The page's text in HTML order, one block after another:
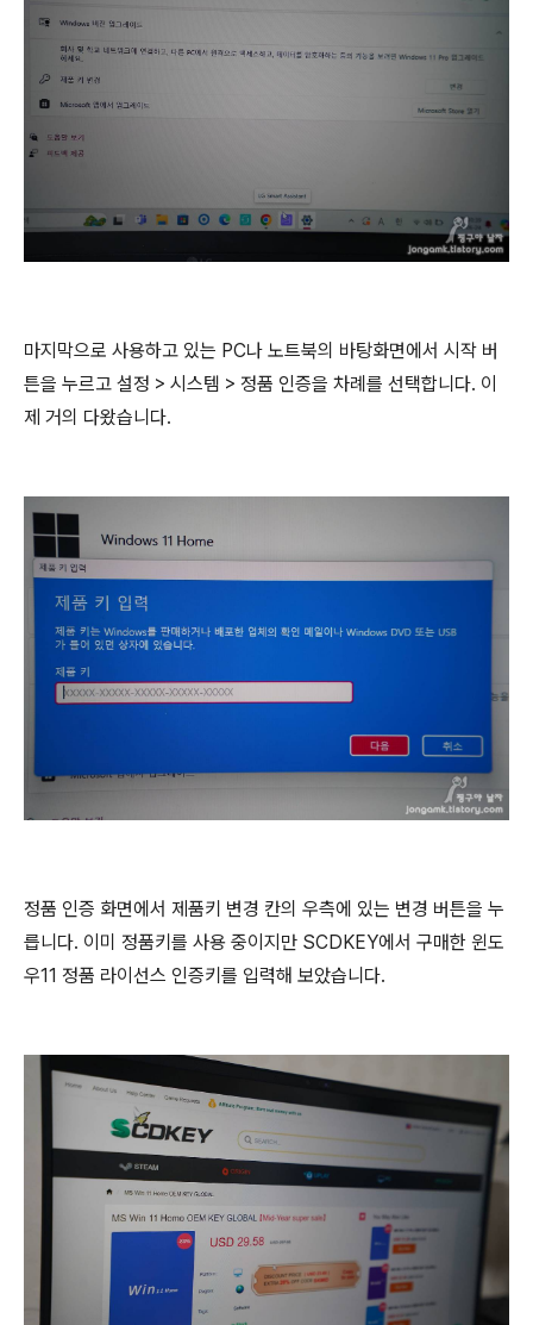
마지막으로 사용하고 있는 PC나 노트북의 바탕화면에서 시작 버
튼을 누르고 설정 > 시스템 > 정품 인증을 차례를 선택합니다. 이
제 거의 다왔습니다.
정품 인증 화면에서 제품키 변경 칸의 우측에 있는 변경 버튼을 누
릅니다. 이미 정품키를 사용 중이지만 SCDKEY에서 구매한 윈도
우11 정품 라이선스 인증키를 입력해 보았습니다.